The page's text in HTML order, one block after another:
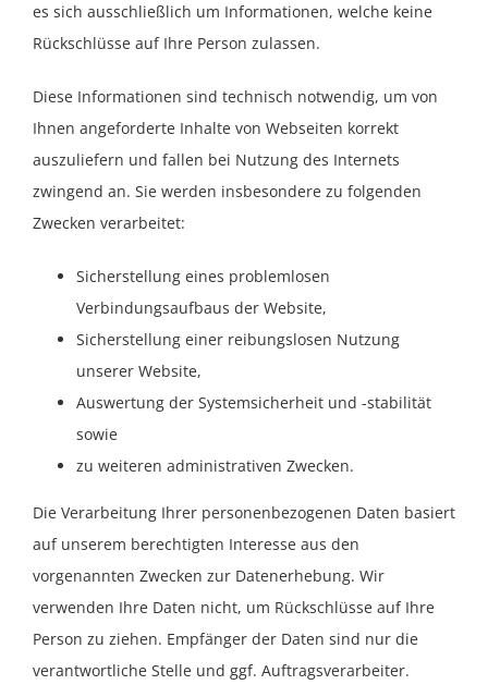
es sich ausschließlich um Informationen, welche keine
Rückschlüsse auf Ihre Person zulassen.
Diese Informationen sind technisch notwendig, um von
Ihnen angeforderte Inhalte von Webseiten korrekt
auszuliefern und fallen bei Nutzung des Internets
zwingend an. Sie werden insbesondere zu folgenden
Zwecken verarbeitet:
Sicherstellung eines problemlosen
Verbindungsaufbaus der Website,
Sicherstellung einer reibungslosen Nutzung
unserer Website,
Auswertung der Systemsicherheit und -stabilität
sowie
zu weiteren administrativen Zwecken.
Die Verarbeitung Ihrer personenbezogenen Daten basiert
auf unserem berechtigten Interesse aus den
vorgenannten Zwecken zur Datenerhebung. Wir
verwenden Ihre Daten nicht, um Rückschlüsse auf Ihre
Person zu ziehen. Empfänger der Daten sind nur die
verantwortliche Stelle und ggf. Auftragsverarbeiter.